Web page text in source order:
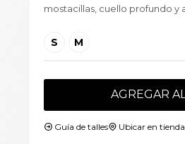
mostacillas, cuello profundo y
S M
AGREGAR
Guía de talles Ubicar en tienda